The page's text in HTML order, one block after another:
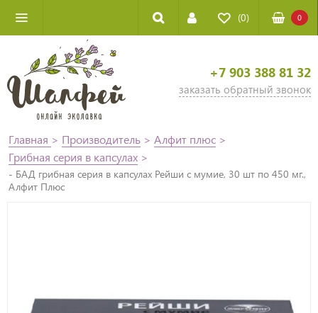
(0) 0
+7 903 388 81 32
заказать обратный звонок
Главная > Производитель > Алфит плюс >
Грибная серия в капсулах >
- БАД грибная серия в капсулах Рейши с мумие, 30 шт по 450 мг.,
Алфит Плюс